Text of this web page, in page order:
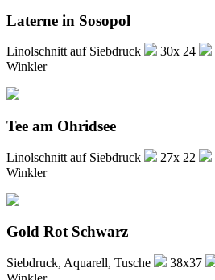
Laterne in Sosopol
Linolschnitt auf Siebdruck 30x 24
Winkler
Tee am Ohridsee
Linolschnitt auf Siebdruck 27x 22
Winkler
Gold Rot Schwarz
Siebdruck, Aquarell, Tusche 38x37